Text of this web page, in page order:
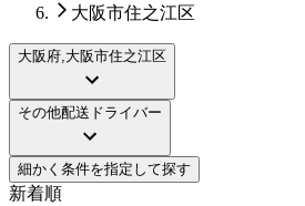
大阪市住之江区
大阪府,大阪市住之江区
その他配送ドライバー
細かく条件を指定して探す
新着順